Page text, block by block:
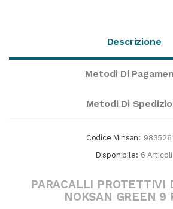
Descrizione
Metodi Di
Metodi Di
Codice Minsan:
Disponibile: 6 Articoli
PARACALLI PROTETTIVI
NOKSAN GREEN 9